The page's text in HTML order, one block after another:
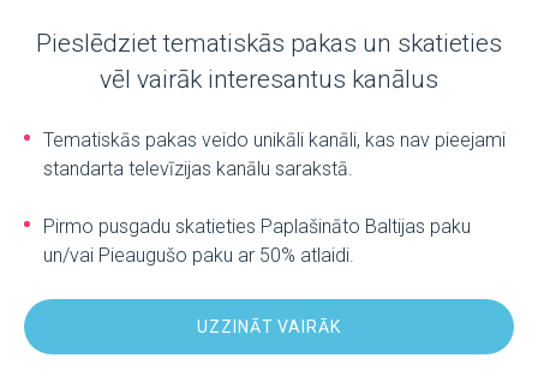
Pieslēdziet tematiskās pakas un skatieties
vēl vairāk interesantus kanālus
Tematiskās pakas veido unikāli kanāli, kas nav pieejami
standarta televīzijas kanālu sarakstā.
Pirmo pusgadu skatieties Paplašināto Baltijas paku
un/vai Pieaugušo paku ar 50% atlaidi.
UZZINĀT VAIRĀK